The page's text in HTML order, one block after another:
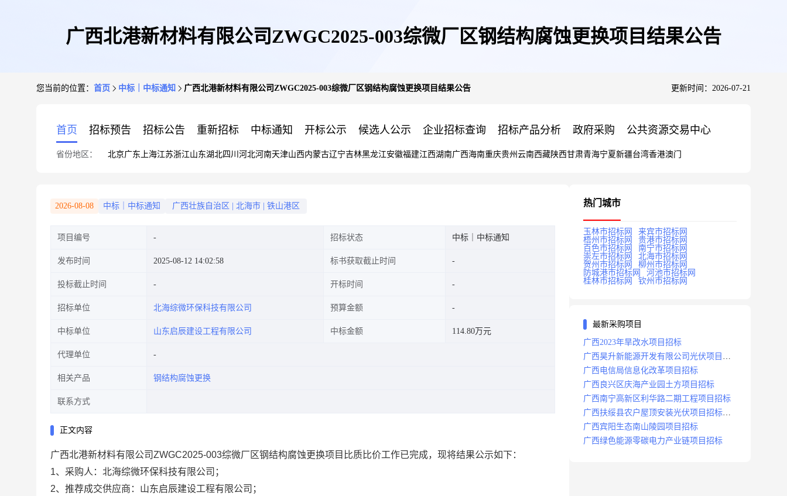
广西北港新材料有限公司ZWGC2025-003综微厂区钢结构腐蚀更换项目结果公告
您当前的位置： 首页 中标｜中标通知 广西北港新材料有限公司ZWGC2025-003综微厂区钢结构腐蚀更换项目结果公告 更新时间：2026-07-21
首页 招标预告 招标公告 重新招标 中标通知 开标公示 候选人公示 企业招标查询 招标产品分析 政府采购 公共资源交易中心
省份地区： 北京广东 上海江苏浙江山东湖北四川 河北河南天津山西内蒙古辽宁吉林黑龙江安徽福建江西湖南广西海南重庆贵州 云南西藏陕西甘肃青海宁夏新疆台湾香港澳门
2026-08-08 中标｜中标通知 广西壮族自治区 北海市 铁山港区
项目编号 招标状态 中标｜中标通知
发布时间 2025-08-12 14:02:58 标书获取截止时间
投标截止时间 开标时间
招标单位 北海综微环保科技有限公司 预算金额
中标单位 山东启辰建设工程有限公司 中标金额 114.80万元
代理单位
相关产品 钢结构腐蚀更换
联系方式
正文内容
广西北港新材料有限公司ZWGC2025-003综微厂区钢结构腐蚀更换项目比质比价工作已完成，现将结果公示如下：
1、采购人：北海综微环保科技有限公司；
2、推荐成交供应商：山东启辰建设工程有限公司；
热门城市
玉林市招标网
来宾市招标网
梧州市招标网
贵港市招标网
百色市招标网
南宁市招标网
崇左市招标网
北海市招标网
贺州市招标网
柳州市招标网
防城港市招标网
河池市招标网
桂林市招标网
钦州市招标网
最新采购项目
广西2023年旱改水项目招标
广西昊升新能源开发有限公司光伏项目招
标
广西电信局信息化改革项目招标
广西良兴区庆海产业园土方项目招标
广西南宁高新区利华路二期工程项目招标
广西扶绥县农户屋顶安装光伏项目招标公
告
广西宾阳生态南山陵园项目招标
广西绿色能源零碳电力产业链项目招标